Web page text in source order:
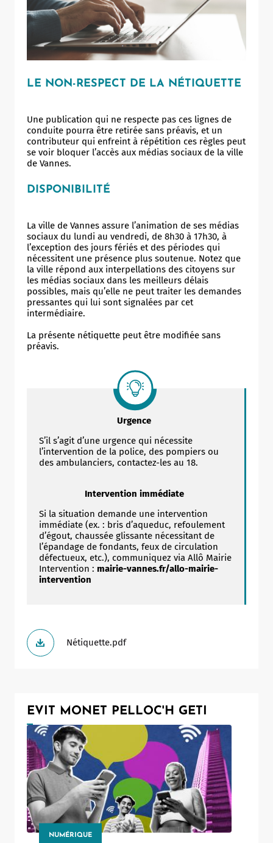
LE NON-RESPECT DE LA NÉTIQUETTE
Une publication qui ne respecte pas ces lignes de
conduite pourra être retirée sans préavis, et un
contributeur qui enfreint à répétition ces règles peut
se voir bloquer l’accès aux médias sociaux de la ville
de Vannes.
DISPONIBILITÉ
La ville de Vannes assure l’animation de ses médias
sociaux du lundi au vendredi, de 8h30 à 17h30, à
l’exception des jours fériés et des périodes qui
nécessitent une présence plus soutenue. Notez que
la ville répond aux interpellations des citoyens sur
les médias sociaux dans les meilleurs délais
possibles, mais qu’elle ne peut traiter les demandes
pressantes qui lui sont signalées par cet
intermédiaire.
La présente nétiquette peut être modifiée sans
préavis.
Urgence
S’il s’agit d’une urgence qui nécessite
l’intervention de la police, des pompiers ou
des ambulanciers, contactez-les au 18.
Intervention immédiate
Si la situation demande une intervention
immédiate (ex. : bris d’aqueduc, refoulement
d’égout, chaussée glissante nécessitant de
l’épandage de fondants, feux de circulation
défectueux, etc.), communiquez via Allô Mairie
Intervention : mairie-vannes.fr/allo-mairie-
intervention
Nétiquette.pdf
EVIT MONET PELLOC'H GETI
NUMÉRIQUE
ShareThis is disabled. Allow